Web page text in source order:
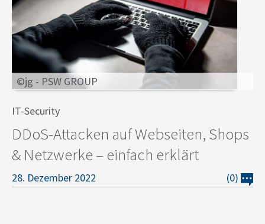
©jg - PSW GROUP
IT-Security
DDoS-Attacken auf Webseiten, Shops
& Netzwerke – einfach erklärt
28. Dezember 2022 (0)